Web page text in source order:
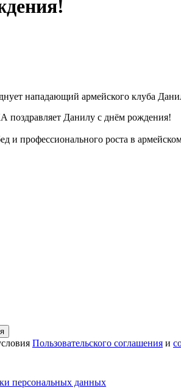
нападающий армейского клуба
поздравляет Данилу с днём рождения!
и профессионального роста в
Пользовательского соглашения и
персональных данных